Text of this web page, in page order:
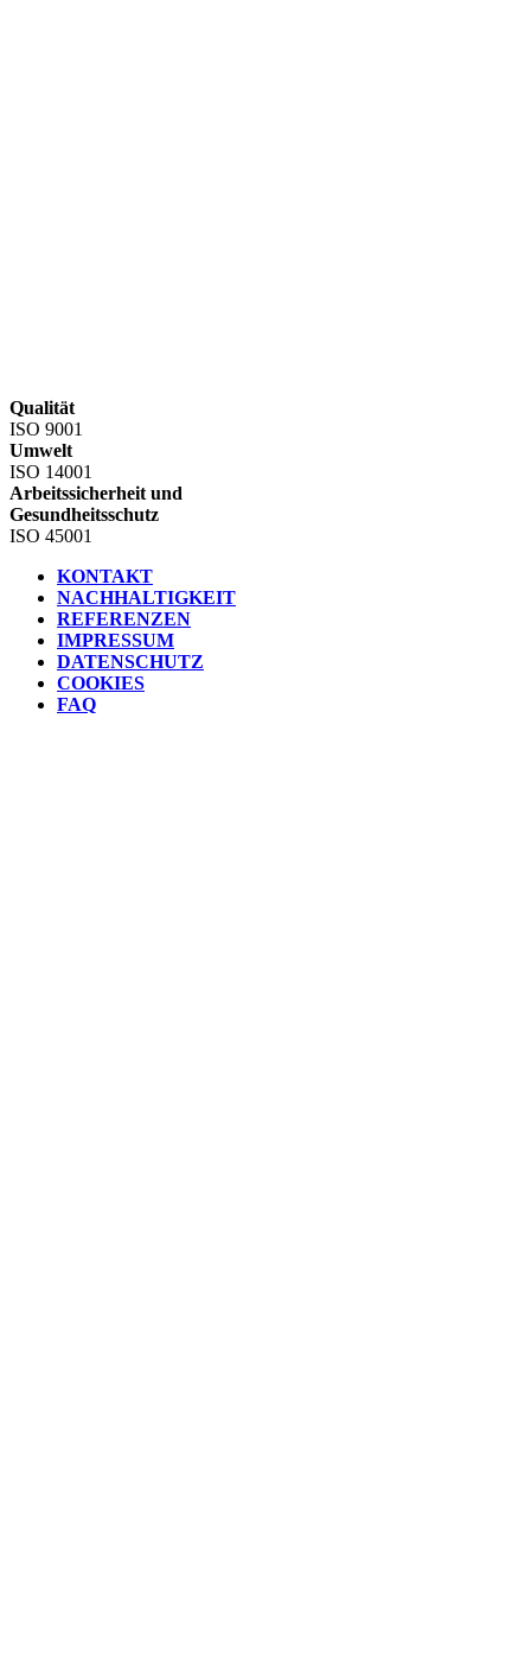
Qualität
ISO 9001
Umwelt
ISO 14001
Arbeitssicherheit und
Gesundheitsschutz
ISO 45001
KONTAKT
NACHHALTIGKEIT
REFERENZEN
IMPRESSUM
DATENSCHUTZ
COOKIES
FAQ